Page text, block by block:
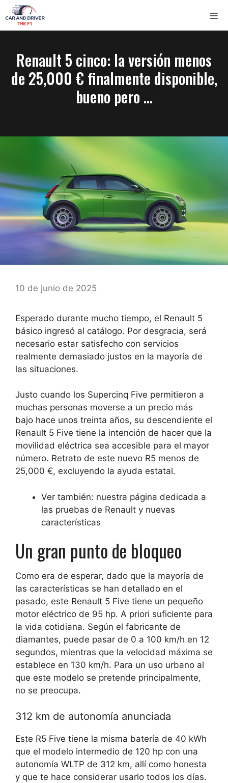
Saltar
al
contenido
Renault 5 cinco: la versión menos
de 25,000 € finalmente disponible,
bueno pero …
10 de junio de 2025
Esperado durante mucho tiempo, el Renault 5
básico ingresó al catálogo. Por desgracia, será
necesario estar satisfecho con servicios
realmente demasiado justos en la mayoría de
las situaciones.
Justo cuando los Supercinq Five permitieron a
muchas personas moverse a un precio más
bajo hace unos treinta años, su descendiente el
Renault 5 Five tiene la intención de hacer que la
movilidad eléctrica sea accesible para el mayor
número. Retrato de este nuevo R5 menos de
25,000 €, excluyendo la ayuda estatal.
Ver también: nuestra página dedicada a
las pruebas de Renault y nuevas
características
Un gran punto de bloqueo
Como era de esperar, dado que la mayoría de
las características se han detallado en el
pasado, este Renault 5 Five tiene un pequeño
motor eléctrico de 95 hp. A priori suficiente para
la vida cotidiana. Según el fabricante de
diamantes, puede pasar de 0 a 100 km/h en 12
segundos, mientras que la velocidad máxima se
establece en 130 km/h. Para un uso urbano al
que este modelo se pretende principalmente,
no se preocupa.
312 km de autonomía anunciada
Este R5 Five tiene la misma batería de 40 kWh
que el modelo intermedio de 120 hp con una
autonomía WLTP de 312 km, allí como honesta
y que te hace considerar usarlo todos los días.